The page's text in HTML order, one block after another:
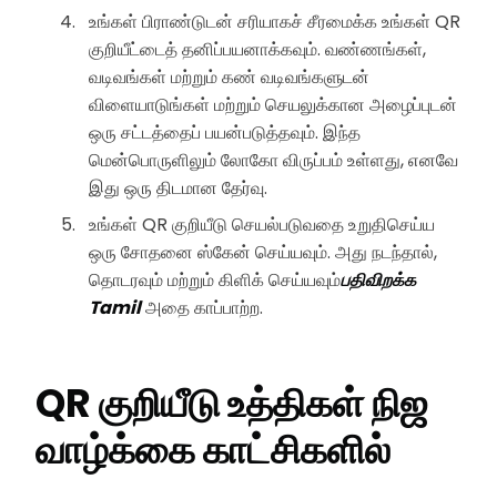
உங்கள் பிராண்டுடன் சரியாகச் சீரமைக்க உங்கள் QR
குறியீட்டைத் தனிப்பயனாக்கவும். வண்ணங்கள்,
வடிவங்கள் மற்றும் கண் வடிவங்களுடன்
விளையாடுங்கள் மற்றும் செயலுக்கான அழைப்புடன்
ஒரு சட்டத்தைப் பயன்படுத்தவும். இந்த
மென்பொருளிலும் லோகோ விருப்பம் உள்ளது, எனவே
இது ஒரு திடமான தேர்வு.
உங்கள் QR குறியீடு செயல்படுவதை உறுதிசெய்ய
ஒரு சோதனை ஸ்கேன் செய்யவும். அது நடந்தால்,
தொடரவும் மற்றும் கிளிக் செய்யவும்பதிவிறக்க
Tamilஅதை காப்பாற்ற.
QR குறியீடு உத்திகள்நிஜ
வாழ்க்கை காட்சிகளில்